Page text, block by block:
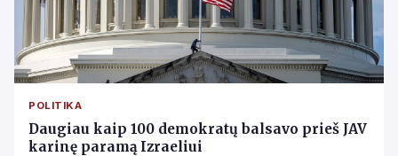
POLITIKA
Daugiau kaip 100 demokratų balsavo prieš JAV
karinę paramą Izraeliui